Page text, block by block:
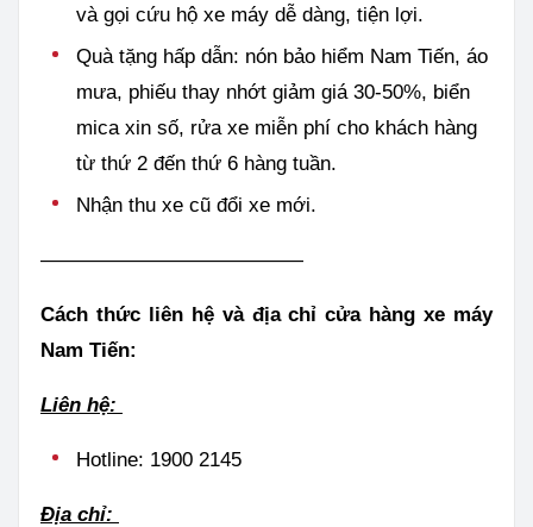
và gọi cứu hộ xe máy dễ dàng, tiện lợi.
Quà tặng hấp dẫn: nón bảo hiểm Nam Tiến, áo
mưa, phiếu thay nhớt giảm giá 30-50%, biển
mica xin số, rửa xe miễn phí cho khách hàng
từ thứ 2 đến thứ 6 hàng tuần.
Nhận thu xe cũ đổi xe mới.
—————————————
Cách thức liên hệ và địa chỉ cửa hàng xe máy
Nam Tiến:
Liên hệ:
Hotline: 1900 2145
Địa chỉ: